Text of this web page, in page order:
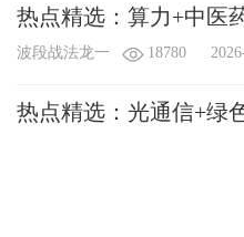
热点精选：算力+中医
波段战法龙一 18780
热点精选：光通信+绿